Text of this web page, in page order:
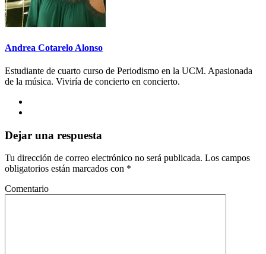
Andrea Cotarelo Alonso
Estudiante de cuarto curso de Periodismo en la UCM. Apasionada
de la música. Viviría de concierto en concierto.
Dejar una respuesta
Tu dirección de correo electrónico no será publicada. Los campos
obligatorios están marcados con *
Comentario